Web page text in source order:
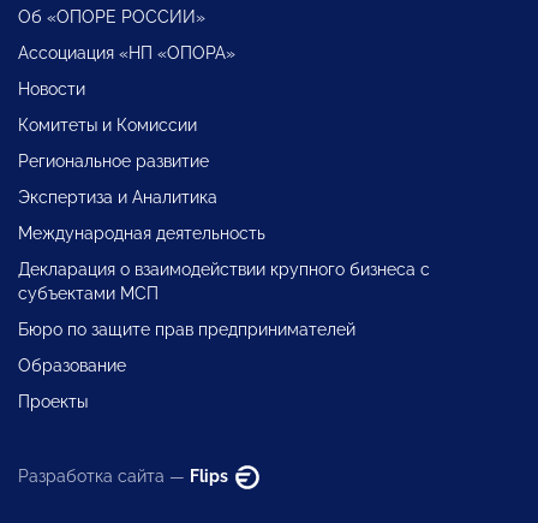
Об «ОПОРЕ РОССИИ»
Ассоциация «НП «ОПОРА»
Новости
Комитеты и Комиссии
Региональное развитие
Экспертиза и Аналитика
Международная деятельность
Декларация о взаимодействии крупного бизнеса с
субъектами МСП
Бюро по защите прав предпринимателей
Образование
Проекты
Разработка сайта — Flips